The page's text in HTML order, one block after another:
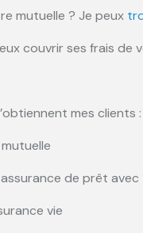
mutuelle ? Je peux
couvrir ses frais de
mes clients :
de prêt
vie